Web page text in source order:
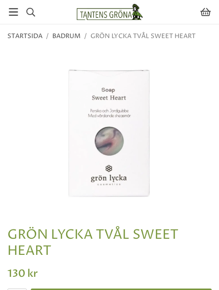
STARTSIDA / BADRUM / GRÖN LYCKA TVÅL SWEET HEART
GRÖN LYCKA TVÅL SWEET
HEART
130 kr